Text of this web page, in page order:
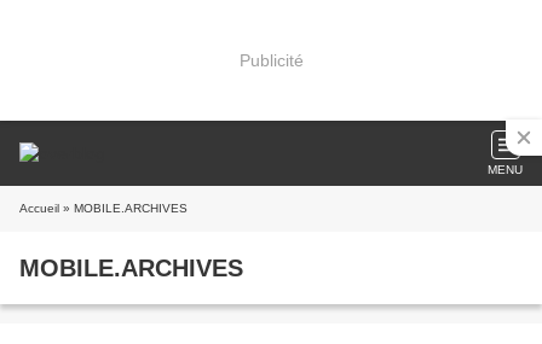
Publicité
MENU
Accueil » MOBILE.ARCHIVES
MOBILE.ARCHIVES